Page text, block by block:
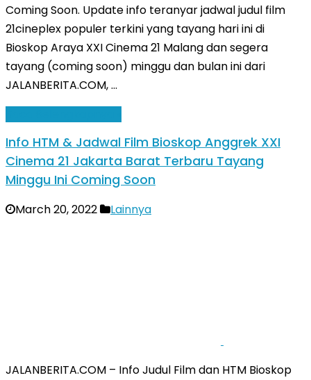
Coming Soon. Update info teranyar jadwal judul film
21cineplex populer terkini yang tayang hari ini di
Bioskop Araya XXI Cinema 21 Malang dan segera
tayang (coming soon) minggu dan bulan ini dari
JALANBERITA.COM, …
Info HTM & Jadwal Film Bioskop Anggrek XXI
Cinema 21 Jakarta Barat Terbaru Tayang
Minggu Ini Coming Soon
March 20, 2022 Lainnya
JALANBERITA.COM – Info Judul Film dan HTM Bioskop